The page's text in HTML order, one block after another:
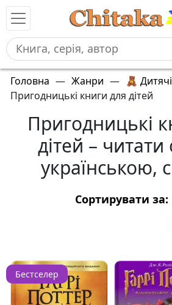
Головна — Жанри — 🧸
Пригодницькі книги для дітей
Пригодницькі
дітей –
українською,
Сортирувати за:
Бестселер